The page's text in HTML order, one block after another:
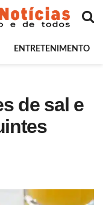
ENTRETENIMENTO
de sal e